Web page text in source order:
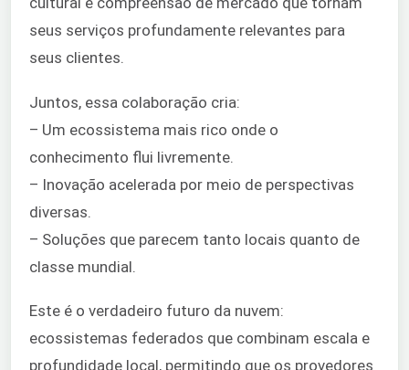
seus serviços profundamente relevantes para
seus clientes.
Juntos, essa colaboração cria:
– Um ecossistema mais rico onde o
conhecimento flui livremente.
– Inovação acelerada por meio de perspectivas
diversas.
– Soluções que parecem tanto locais quanto de
classe mundial.
Este é o verdadeiro futuro da nuvem:
ecossistemas federados que combinam escala e
profundidade local, permitindo que os provedores